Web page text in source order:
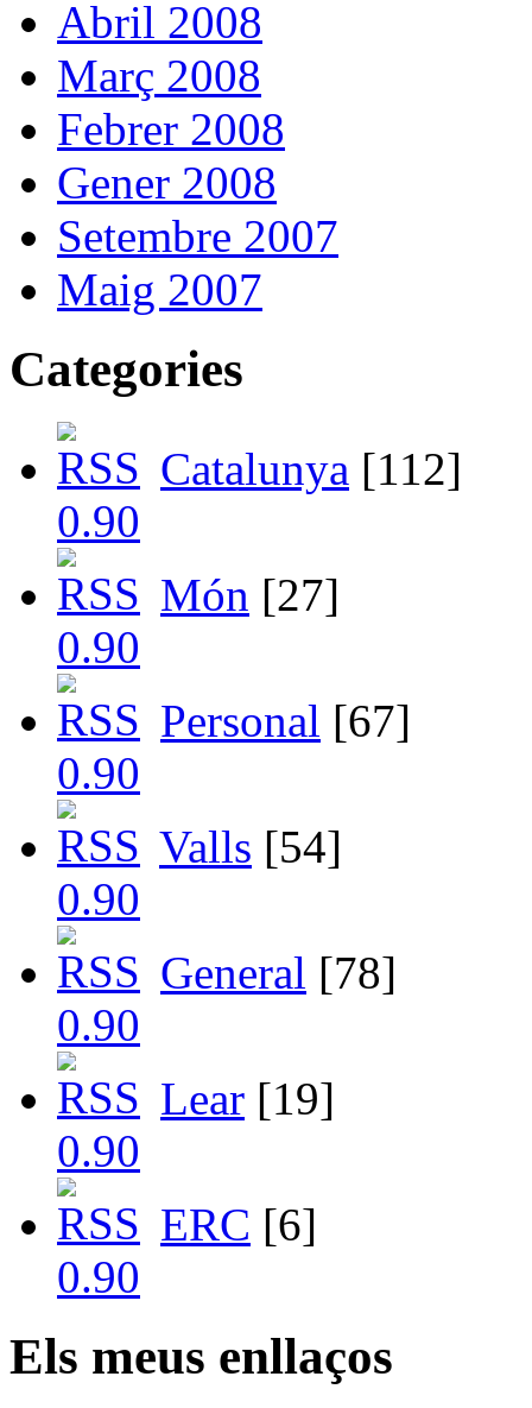
Abril 2008
Març 2008
Febrer 2008
Gener 2008
Setembre 2007
Maig 2007
Categories
Catalunya [112]
Món [27]
Personal [67]
Valls [54]
General [78]
Lear [19]
ERC [6]
Els meus enllaços